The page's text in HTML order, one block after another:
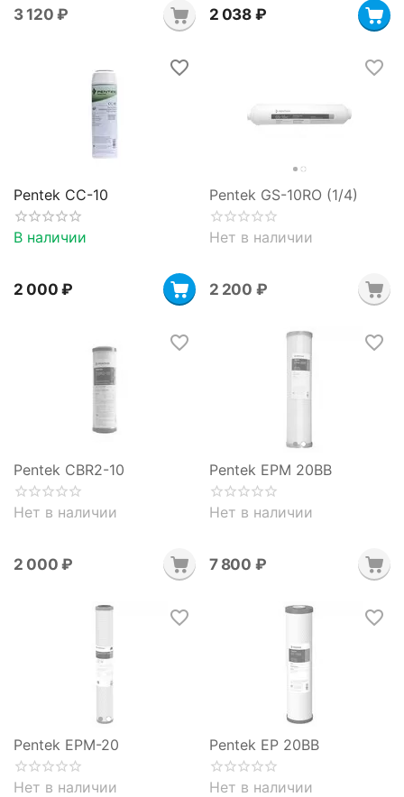
3 120 ₽ 2 038 ₽
Pentek CC-10
В наличии
2 000 ₽
Pentek GS-10RO (1/4)
Нет в наличии
2 200 ₽
Pentek CBR2-10
Нет в наличии
2 000 ₽
Pentek EPM 20BB
Нет в наличии
7 800 ₽
Pentek EPM-20
Нет в наличии
Pentek EP 20BB
Нет в наличии